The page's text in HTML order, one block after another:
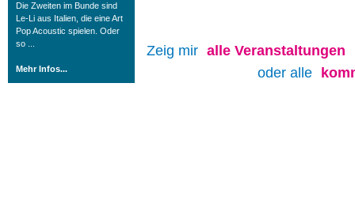
Die Zweiten im Bunde sind
Le-Li aus Italien, die eine Art
Pop Acoustic spielen. Oder
so ...
Mehr Infos...
Zeig mir alle Veranstaltungen
oder alle